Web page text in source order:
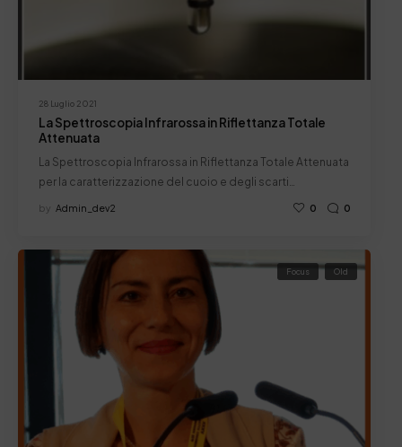
28 Luglio 2021
La Spettroscopia Infrarossa in Riflettanza Totale
Attenuata
La Spettroscopia Infrarossa in Riflettanza Totale Attenuata
per la caratterizzazione del cuoio e degli scarti…
by Admin_dev2 0 0
Focus Old